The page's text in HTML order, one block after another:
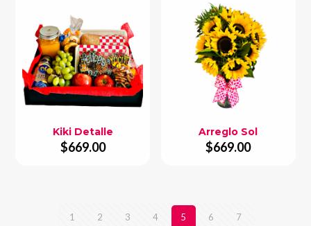
Kiki Detalle
$669.00
Arreglo Sol
$669.00
1 2 3 4 5 6 7